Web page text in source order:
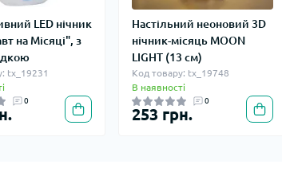
LED нічник
на Місяці", з
tx_19231
0
Настільний неоновий 3D
нічник-місяць MOON
LIGHT (13 см)
Код товару: tx_19748
В наявності
0
253 грн.